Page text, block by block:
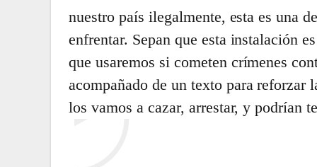
nuestro país ilegalmente, esta es una
enfrentar. Sepan que esta instalación
que usaremos si cometen crímenes
acompañado de un texto para reforzar
los vamos a cazar, arrestar, y podrían